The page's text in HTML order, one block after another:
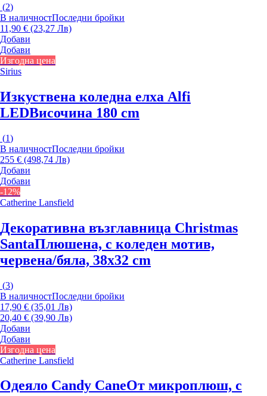
(2)
В наличностПоследни бройки
11,90 € (23,27 Лв)
Добави
Добави
Изгодна цена
Sirius
Изкуствена коледна елха Alfi
LEDВисочина 180 cm
(1)
В наличностПоследни бройки
255 € (498,74 Лв)
Добави
Добави
-12%
Catherine Lansfield
Декоративна възглавница Christmas
SantaПлюшена, с коледен мотив,
червена/бяла, 38x32 cm
(3)
В наличностПоследни бройки
17,90 € (35,01 Лв)
20,40 € (39,90 Лв)
Добави
Добави
Изгодна цена
Catherine Lansfield
Одеяло Candy CaneОт микроплюш, с